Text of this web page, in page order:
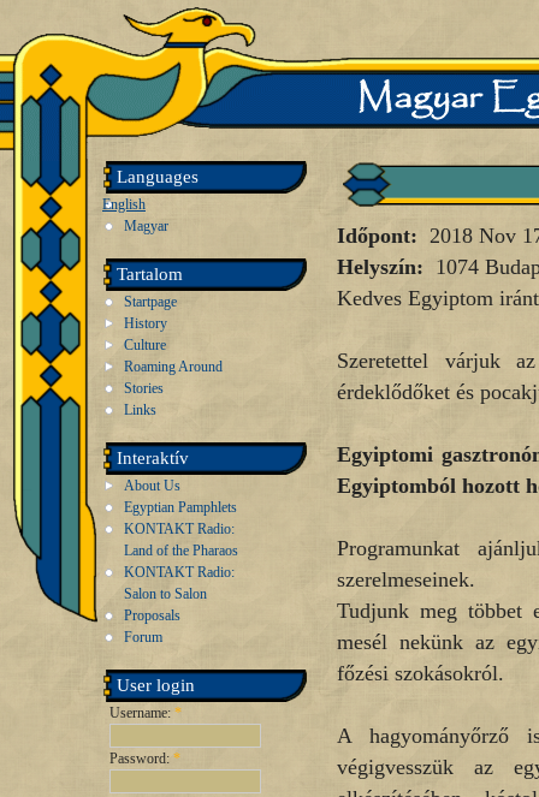
Languages
English
Magyar
Tartalom
Startpage
History
Culture
Roaming Around
Stories
Links
Interaktív
About Us
Egyptian Pamphlets
KONTAKT Radio:
Land of the Pharaos
KONTAKT Radio:
Salon to Salon
Proposals
Forum
User login
Username: *
Password: *
Időpont: 2018 Nov
Helyszín: 1074
Kedves Egyiptom
Szeretettel várjuk
érdeklődőket és
Egyiptomi
Egyiptomból hozott
Programunkat
szerelmeseinek.
Tudjunk meg többet
mesél nekünk az
főzési szokásokról.
A hagyományőrző
végigvesszük az